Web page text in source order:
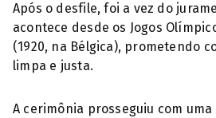
Após o desfile, foi a vez do
acontece desde os Jogos
(1920, na Bélgica), prometendo
limpa e justa.
A cerimônia prosseguiu com